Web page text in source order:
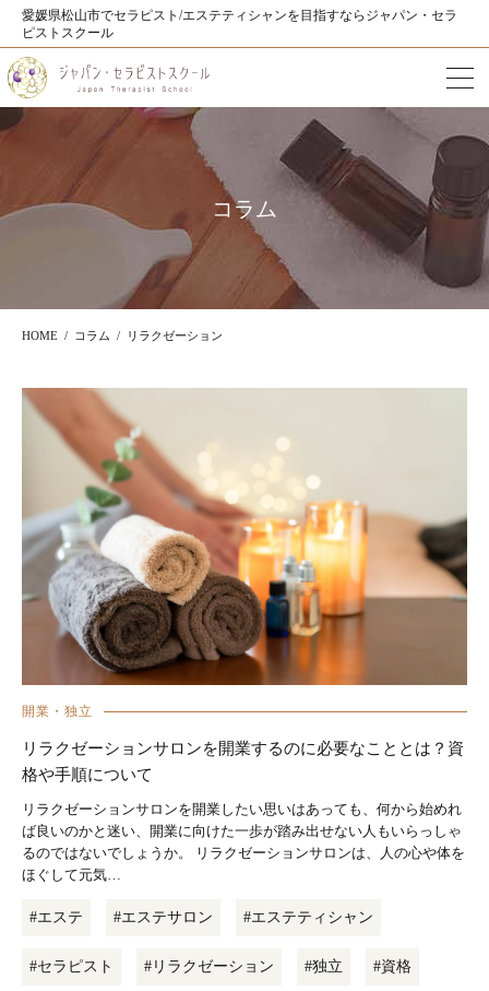
愛媛県松山市でセラピスト/エステティシャンを目指すならジャパン・セラ
ピストスクール
コラム
HOME コラム リラクゼーション
開業・独立
リラクゼーションサロンを開業するのに必要なこととは？資
格や手順について
リラクゼーションサロンを開業したい思いはあっても、何から始めれ
ば良いのかと迷い、開業に向けた一歩が踏み出せない人もいらっしゃ
るのではないでしょうか。 リラクゼーションサロンは、人の心や体を
ほぐして元気…
#エステ #エステサロン #エステティシャン
#セラピスト #リラクゼーション #独立 #資格